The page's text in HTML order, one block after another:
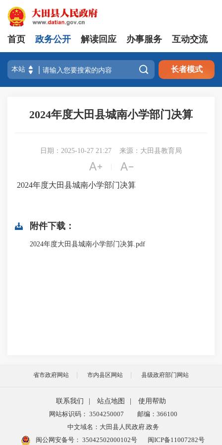
首页 政务公开 解读回应 办事服务 互动交流
 长者模式
2024年度大田县城南小学部门决算
日期：2025-10-27 21:27 来源：大田县教育局
 
2024年度大田县城南小学部门决算
附件下载：
2024年度大田县城南小学部门决算.pdf
省市政府网站 市内县区网站 县级政府部门网站
联系我们 站点地图
使用帮助
网站标识码： 3504250007
邮编：366100
中文域名：大田县人民政府.政务
闽公网安备号： 35042502000102号 闽ICP备11007282号